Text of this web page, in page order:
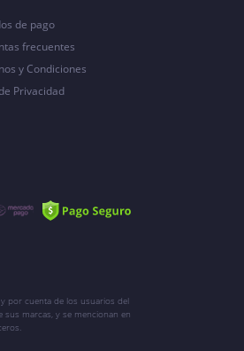
de pago
frecuentes
y Condiciones
Privacidad
por cuenta de los usuarios del
marcas, y se mencionan en